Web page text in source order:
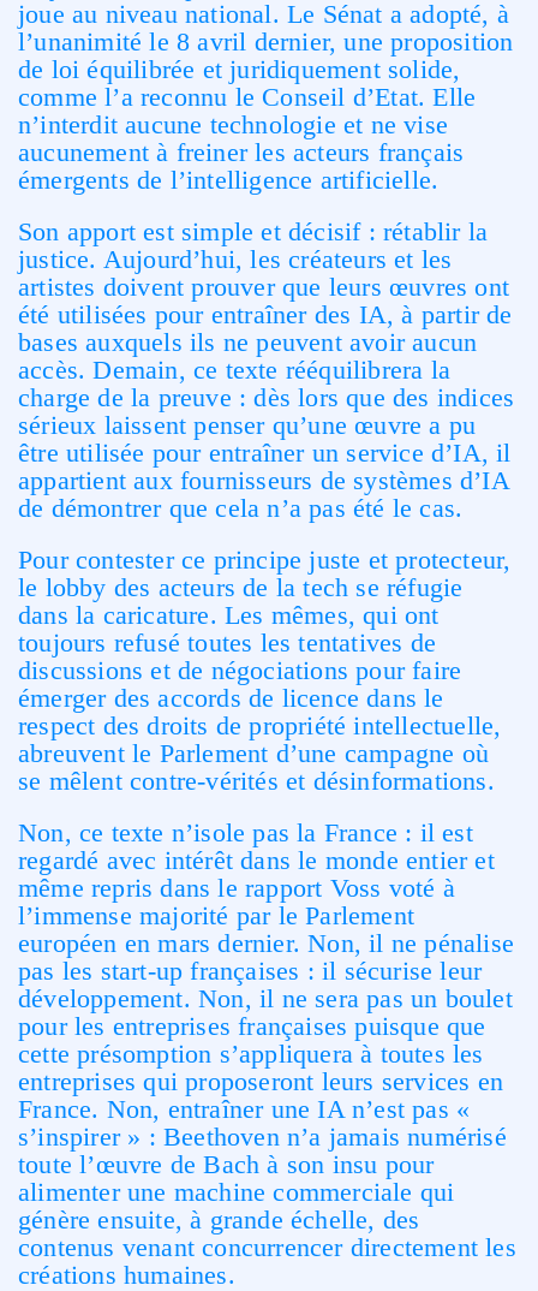
joue au niveau national. Le Sénat a adopté, à
l’unanimité le 8 avril dernier, une proposition
de loi équilibrée et juridiquement solide,
comme l’a reconnu le Conseil d’Etat. Elle
n’interdit aucune technologie et ne vise
aucunement à freiner les acteurs français
émergents de l’intelligence artificielle.
Son apport est simple et décisif : rétablir la
justice. Aujourd’hui, les créateurs et les
artistes doivent prouver que leurs œuvres ont
été utilisées pour entraîner des IA, à partir de
bases auxquels ils ne peuvent avoir aucun
accès. Demain, ce texte rééquilibrera la
charge de la preuve : dès lors que des indices
sérieux laissent penser qu’une œuvre a pu
être utilisée pour entraîner un service d’IA, il
appartient aux fournisseurs de systèmes d’IA
de démontrer que cela n’a pas été le cas.
Pour contester ce principe juste et protecteur,
le lobby des acteurs de la tech se réfugie
dans la caricature. Les mêmes, qui ont
toujours refusé toutes les tentatives de
discussions et de négociations pour faire
émerger des accords de licence dans le
respect des droits de propriété intellectuelle,
abreuvent le Parlement d’une campagne où
se mêlent contre-vérités et désinformations.
Non, ce texte n’isole pas la France : il est
regardé avec intérêt dans le monde entier et
même repris dans le rapport Voss voté à
l’immense majorité par le Parlement
européen en mars dernier. Non, il ne pénalise
pas les start-up françaises : il sécurise leur
développement. Non, il ne sera pas un boulet
pour les entreprises françaises puisque que
cette présomption s’appliquera à toutes les
entreprises qui proposeront leurs services en
France. Non, entraîner une IA n’est pas «
s’inspirer » : Beethoven n’a jamais numérisé
toute l’œuvre de Bach à son insu pour
alimenter une machine commerciale qui
génère ensuite, à grande échelle, des
contenus venant concurrencer directement les
créations humaines.